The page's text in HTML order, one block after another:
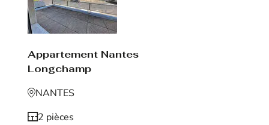
Appartement Nantes
Longchamp
NANTES
2 pièces